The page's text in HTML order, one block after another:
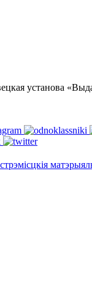
установа